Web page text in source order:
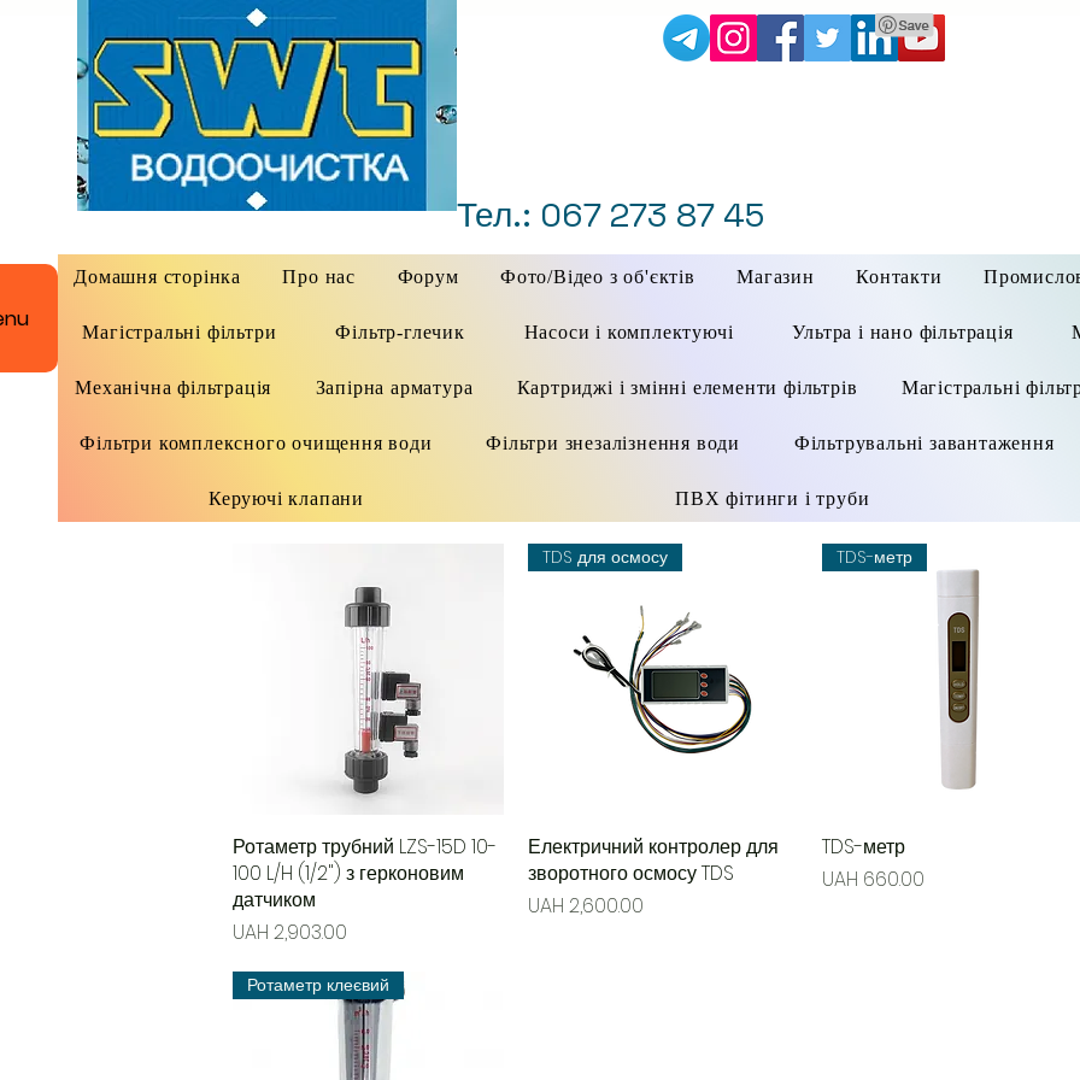
Тел.: 067 273 87 45
Домашня сторінка Про нас Форум Фото/Відео з об'єктів Магазин Контакти
Магістральні фільтри Фільтр-глечик Насоси і комплектуючі Ультра і нано фільтрація
Механічна фільтрація Запірна арматура Картриджі і змінні елементи фільтрів Магістральні
Фільтри комплексного очищення води Фільтри знезалізнення води Фільтрувальні завантаження
Керуючі клапани ПВХ фітинги і труби
Quick View
Ротаметр трубний LZS-15D 10-
100 L/H (1/2") з герконовим
датчиком
Price
UAH 2,903.00
Quick View
TDS для осмосу
Електричний контролер для
зворотного осмосу TDS
Price
UAH 2,600.00
TDS-метр
TDS-метр
Price
UAH 660.00
Ротаметр клеєвий